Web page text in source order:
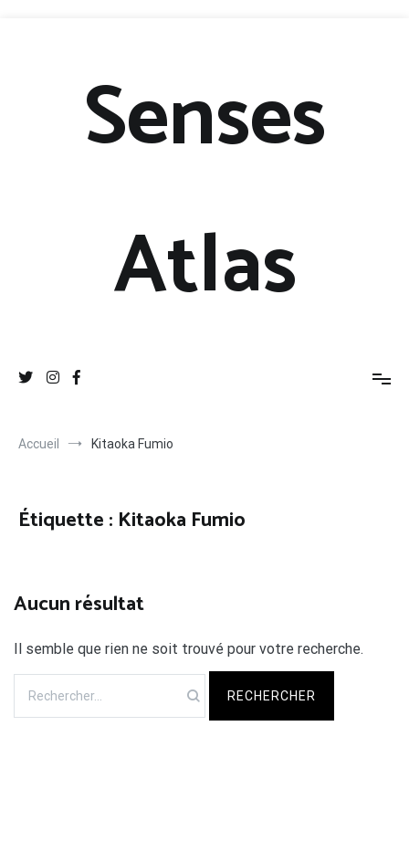
Senses
Atlas
Accueil Kitaoka Fumio
Étiquette : Kitaoka Fumio
Aucun résultat
Il semble que rien ne soit trouvé pour votre recherche.